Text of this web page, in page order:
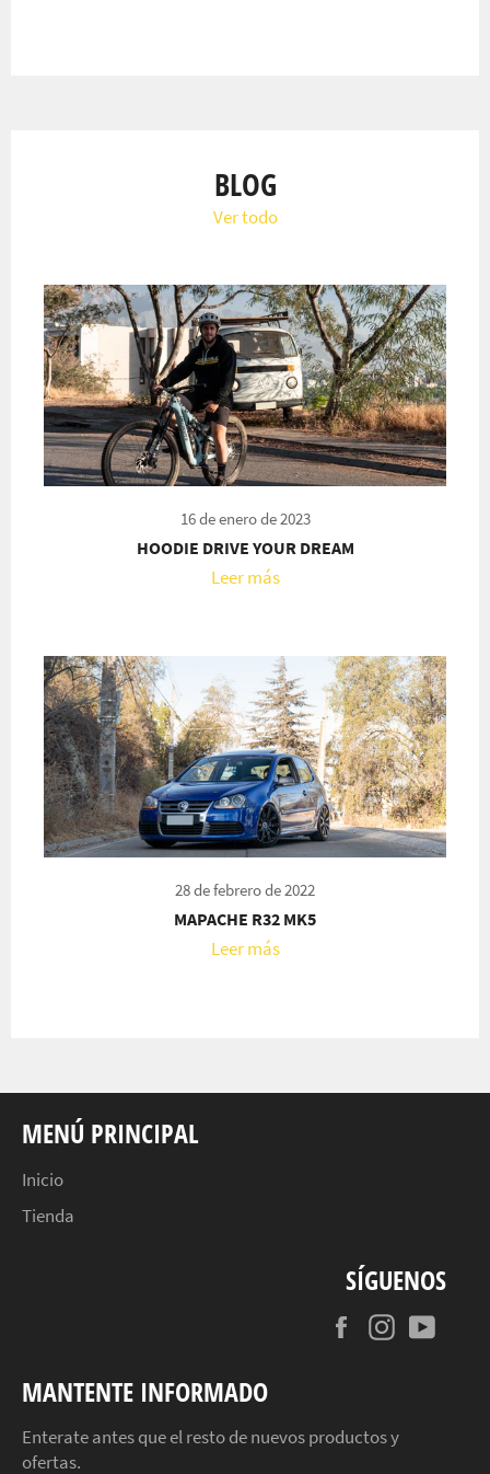
BLOG
Ver todo
16 de enero de 2023
HOODIE DRIVE YOUR DREAM
Leer más
28 de febrero de 2022
MAPACHE R32 MK5
Leer más
MENÚ PRINCIPAL
Inicio
Tienda
SÍGUENOS
FacebookInstagram
MANTENTE INFORMADO
Enterate antes que el resto de nuevos productos y
ofertas.